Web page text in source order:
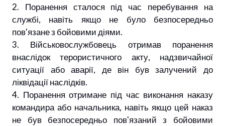
2. Поранення сталося під час перебування на
службі, навіть якщо не було безпосередньо
пов'язане з бойовими діями.
3. Військовослужбовець отримав поранення
внаслідок терористичного акту, надзвичайної
ситуації або аварії, де він був залучений до
ліквідації наслідків.
4. Поранення отримане під час виконання наказу
командира або начальника, навіть якщо цей наказ
не був безпосередньо пов'язаний з бойовими